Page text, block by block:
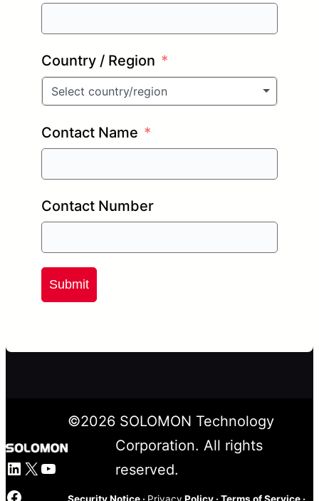
Country / Region
Select country/region
Contact Name
Contact Number
Submit
LinkedIn
X YouTube
©2026SOLOMON Technology
Corporation. All rights
reserved.